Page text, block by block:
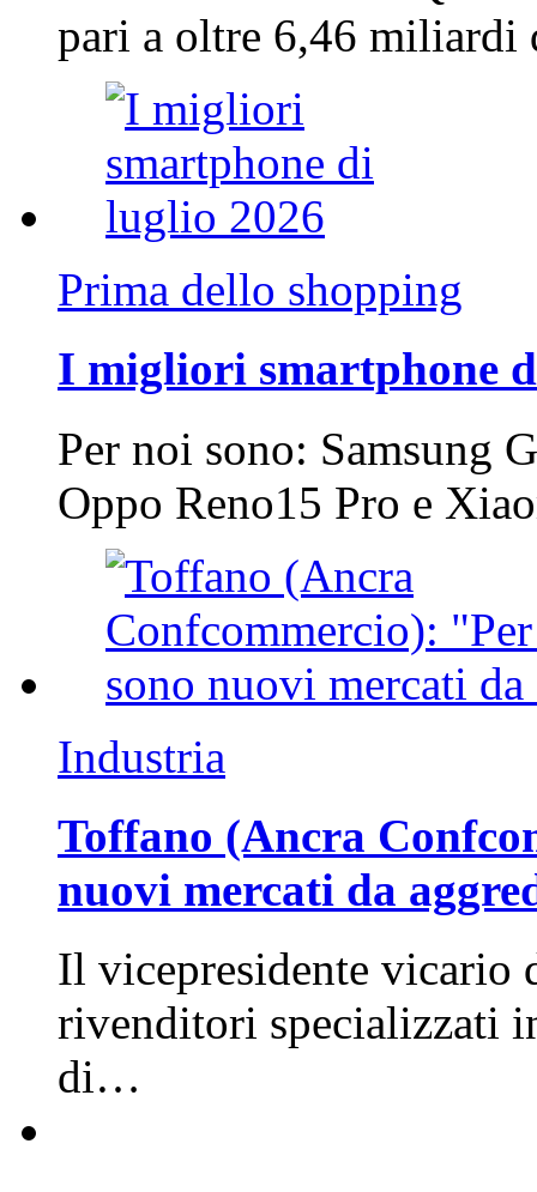
pari a oltre 6,46
Prima dello shopping
I migliori smartphone
Per noi sono: Samsung
Oppo Reno15 Pro e
Industria
Toffano (Ancra
nuovi mercati da
Il vicepresidente vicario
rivenditori specializzati
di…